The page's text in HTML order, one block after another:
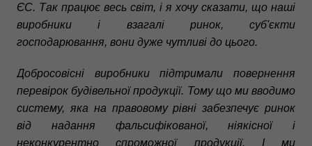
ЄС. Так працює весь світ, і я хочу сказати, що наші
виробники і взагалі ринок, суб'єкти
господарювання, вони дуже чутливі до цього.
Добросовісні виробники підтримали повернення
перевірок будівельної продукції. Тому що ми вводимо
систему, яка на правовому рівні забезпечує ринок
від надання фальсифікованої, ніякісної і
неконкурентно спроможної продукції. І ми